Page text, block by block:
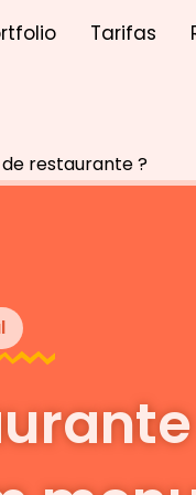
Tarifas
restaurante ?